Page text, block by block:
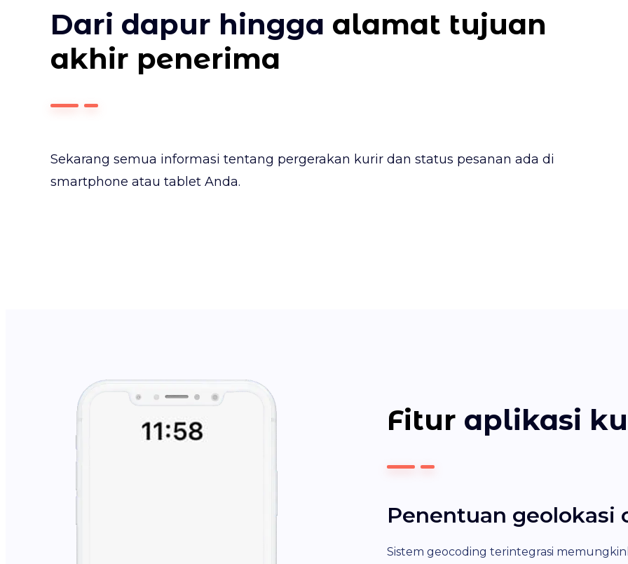
Dari dapur hingga alamat tujuan
akhir penerima
Sekarang semua informasi tentang pergerakan kurir dan status pesanan ada di
smartphone atau tablet Anda.
Fitur aplikasi
Penentuan geolokasi
Sistem geocoding terintegrasi